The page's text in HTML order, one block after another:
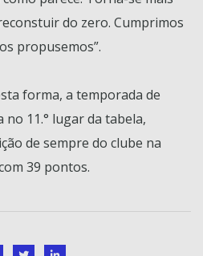
do zero. Cumprimos
propusemos”.
forma, a temporada de
11.° lugar da tabela,
de sempre do clube na
39 pontos.